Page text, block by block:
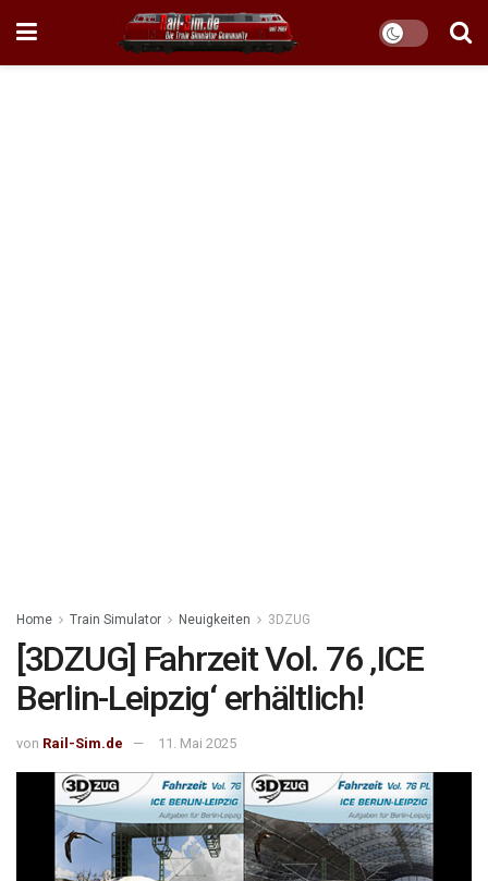
Home Train Simulator Neuigkeiten 3DZUG
[3DZUG] Fahrzeit Vol. 76 ‚ICE
Berlin-Leipzig‘ erhältlich!
von Rail-Sim.de 11. Mai 2025